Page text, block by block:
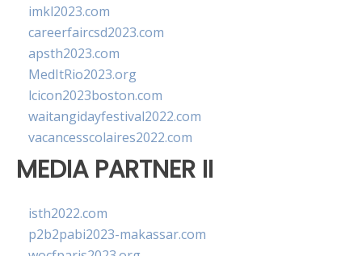
imkl2023.com
careerfaircsd2023.com
apsth2023.com
MedItRio2023.org
lcicon2023boston.com
waitangidayfestival2022.com
vacancesscolaires2022.com
MEDIA PARTNER II
isth2022.com
p2b2pabi2023-makassar.com